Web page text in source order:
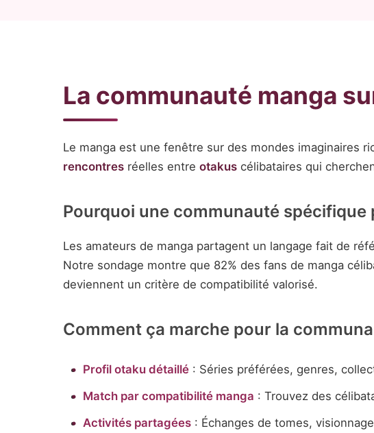
La communauté manga
Le manga est une fenêtre sur des mondes imaginaires
rencontres réelles entre otakus célibataires qui
Pourquoi une communauté spécifique
Les amateurs de manga partagent un langage fait de
Notre sondage montre que 82% des fans de manga
deviennent un critère de compatibilité valorisé.
Comment ça marche pour la
Profil otaku détaillé: Séries préférées, genres,
Match par compatibilité manga : Trouvez des
Activités partagées: Échanges de tomes,